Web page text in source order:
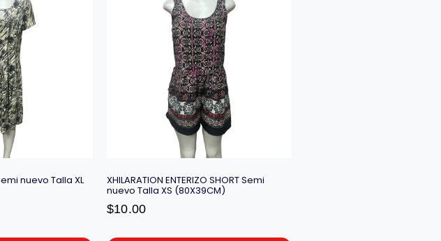
nuevo Talla XL XHILARATION ENTERIZO SHORT Semi
nuevo Talla XS (80X39CM)
$10.00